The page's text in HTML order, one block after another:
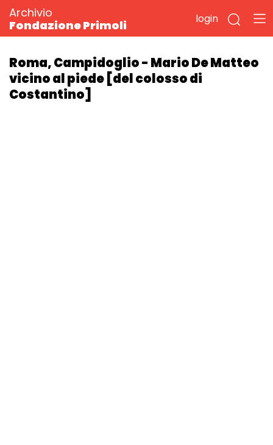
Archivio
Fondazione Primoli
login
Roma, Campidoglio - Mario De Matteo
vicino al piede [del colosso di
Costantino]